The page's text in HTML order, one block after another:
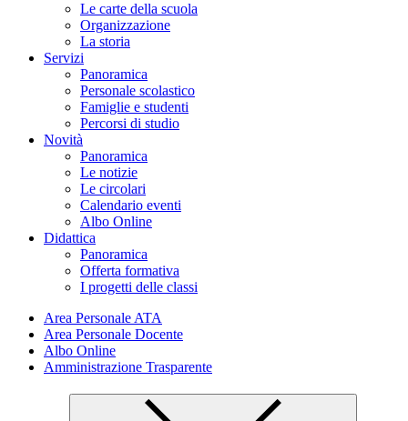
Le carte della scuola
Organizzazione
La storia
Servizi
Panoramica
Personale scolastico
Famiglie e studenti
Percorsi di studio
Novità
Panoramica
Le notizie
Le circolari
Calendario eventi
Albo Online
Didattica
Panoramica
Offerta formativa
I progetti delle classi
Area Personale ATA
Area Personale Docente
Albo Online
Amministrazione Trasparente